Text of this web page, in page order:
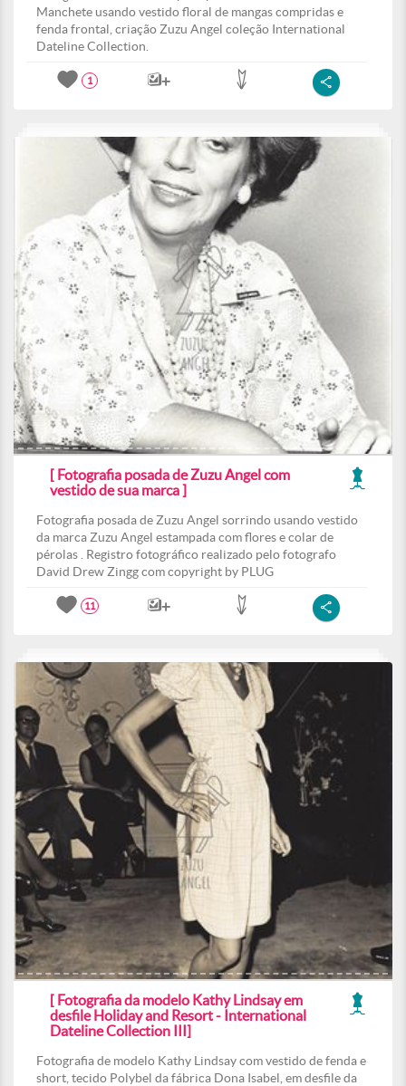
Manchete usando vestido floral de mangas compridas e
fenda frontal, criação Zuzu Angel coleção International
Dateline Collection.
1
[ Fotografia posada de Zuzu Angel com
vestido de sua marca ]
Fotografia posada de Zuzu Angel sorrindo usando vestido
da marca Zuzu Angel estampada com flores e colar de
pérolas . Registro fotográfico realizado pelo fotografo
David Drew Zingg com copyright by PLUG
11
[ Fotografia da modelo Kathy Lindsay em
desfile Holiday and Resort - International
Dateline Collection III]
Fotografia de modelo Kathy Lindsay com vestido de fenda e
short, tecido Polybel da fábrica Dona Isabel, em desfile da